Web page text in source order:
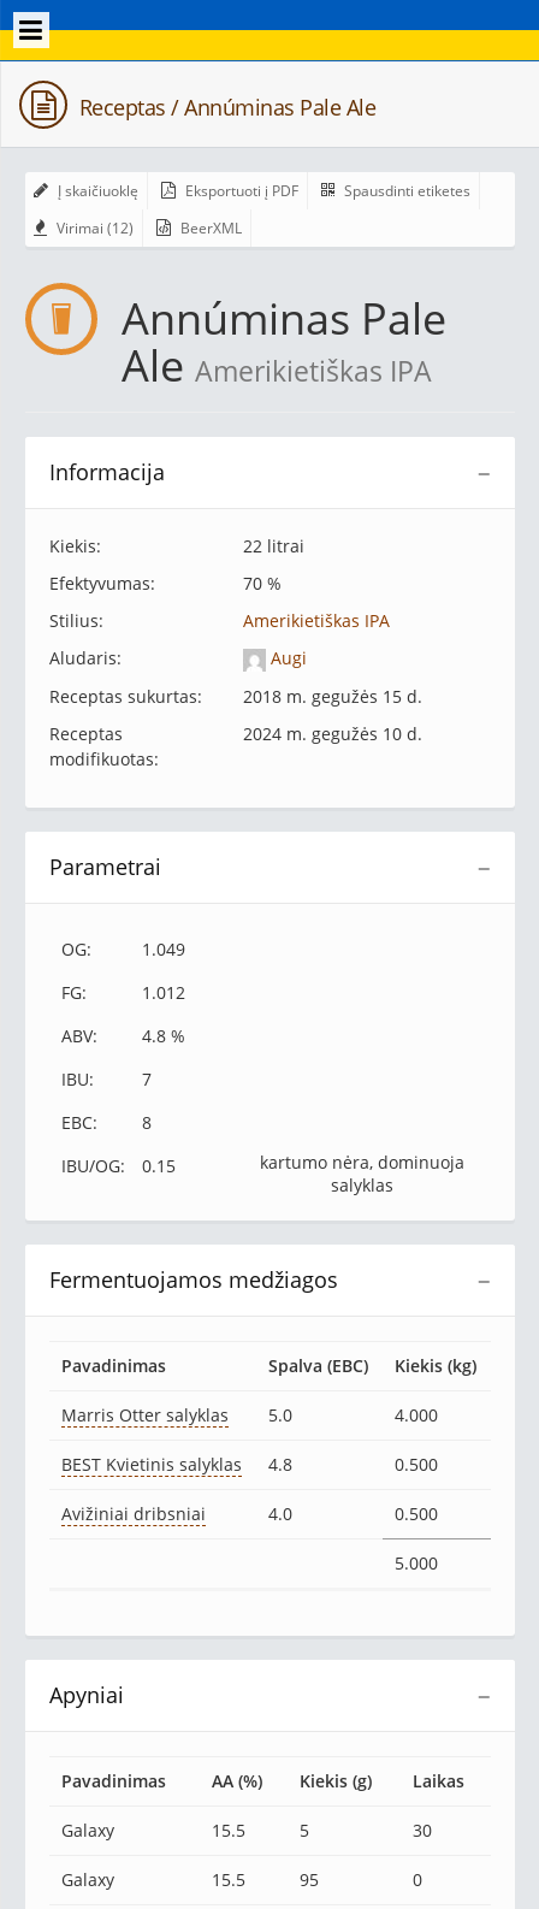
Receptas / Annúminas Pale Ale
Į skaičiuoklę Eksportuoti į PDF
Spausdinti etiketes
Virimai (12)
BeerXML
Annúminas Pale
Ale Amerikietiškas IPA
−
Informacija
Kiekis:
22 litrai
Efektyvumas:
70 %
Stilius:
Amerikietiškas IPA
Aludaris:
Augi
Receptas sukurtas:
2018 m. gegužės 15 d.
Receptas
modifikuotas:
2024 m. gegužės 10 d.
−
Parametrai
OG:
1.049
FG:
1.012
ABV:
4.8 %
IBU:
7
EBC:
8
IBU/OG:
0.15
kartumo nėra, dominuoja
salyklas
−
Fermentuojamos medžiagos
Pavadinimas Spalva (EBC) Kiekis (kg)
Marris Otter salyklas 5.0 4.000
BEST Kvietinis salyklas 4.8 0.500
Avižiniai dribsniai 4.0 0.500
5.000
−
Apyniai
Pavadinimas AA (%) Kiekis (g) Laikas
Galaxy 15.5 5 30
Galaxy 15.5 95 0